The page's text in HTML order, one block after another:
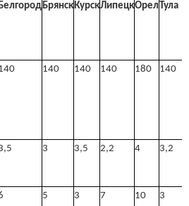
БрянскКурскЛипецкОрел Тула
140 140 140 180 140
3 3,5 2,2 4 3,2
5 3 7 10 3